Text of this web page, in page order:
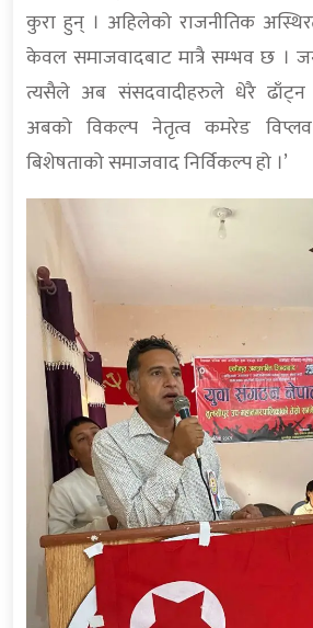
कुरा हुन् । अहिलेको राजनीतिक
केवल समाजवादबाट मात्रै सम्भव छ ।
त्यसैले अब संसदवादीहरुले धेरै
अबको विकल्प नेतृत्व कमरेड
बिशेषताको समाजवाद निर्विकल्प हो ।’